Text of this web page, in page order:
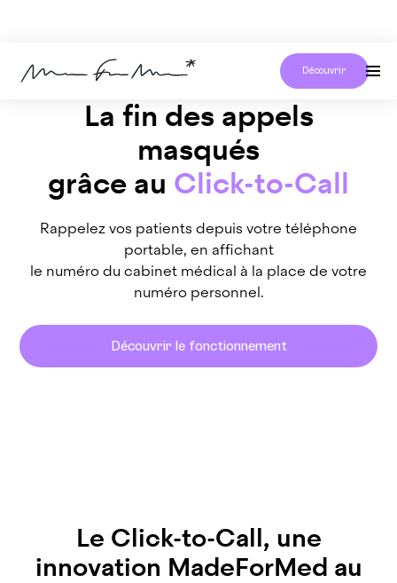
Découvrir
La fin des appels
masqués
grâce au Click-to-Call
Rappelez vos patients depuis votre téléphone
portable, en affichant
le numéro du cabinet médical à la place de votre
numéro personnel.
Découvrir le fonctionnement
Le Click-to-Call, une
innovation MadeForMed au